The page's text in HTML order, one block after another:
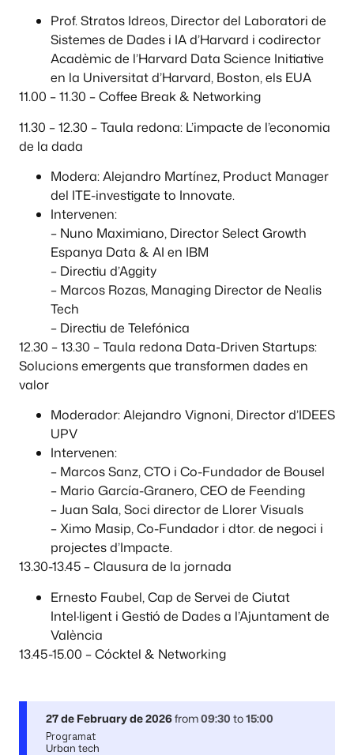
Prof. Stratos Idreos, Director del Laboratori de
Sistemes de Dades i IA d’Harvard i codirector
Acadèmic de l’Harvard Data Science Initiative
en la Universitat d’Harvard, Boston, els EUA
11.00 – 11.30 – Coffee Break & Networking
11.30 – 12.30 – Taula redona: L’impacte de l’economia
de la dada
Modera: Alejandro Martínez, Product Manager
del ITE-investigate to Innovate.
Intervenen:
– Nuno Maximiano, Director Select Growth
Espanya Data & AI en IBM
– Directiu d’Aggity
– Marcos Rozas, Managing Director de Nealis
Tech
– Directiu de Telefónica
12.30 – 13.30 – Taula redona Data-Driven Startups:
Solucions emergents que transformen dades en
valor
Moderador: Alejandro Vignoni, Director d’IDEES
UPV
Intervenen:
– Marcos Sanz, CTO i Co-Fundador de Bousel
– Mario García-Granero, CEO de Feending
– Juan Sala, Soci director de Llorer Visuals
– Ximo Masip, Co-Fundador i dtor. de negoci i
projectes d’Impacte.
13.30-13.45 – Clausura de la jornada
Ernesto Faubel, Cap de Servei de Ciutat
Intel·ligent i Gestió de Dades a l’Ajuntament de
València
13.45-15.00 – Cócktel & Networking
27 de February de 2026from09:30 to15:00
Programat
Urban tech